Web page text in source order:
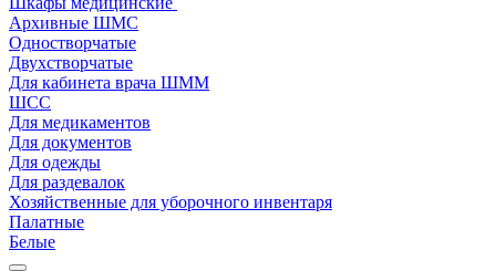
Архивные ШМС
Одностворчатые
Двухстворчатые
Для кабинета врача ШММ
ШСС
Для медикаментов
Для документов
Для одежды
Для раздевалок
Хозяйственные для уборочного инвентаря
Палатные
Белые